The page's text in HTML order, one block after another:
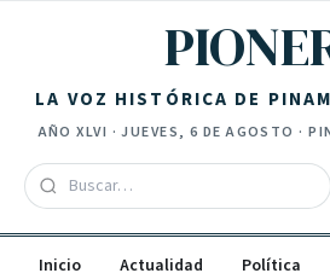
LA VOZ HISTÓRICA DE
AÑOXLVI ·JUEVES, 6 DE AGOSTO ·
Inicio Actualidad Política